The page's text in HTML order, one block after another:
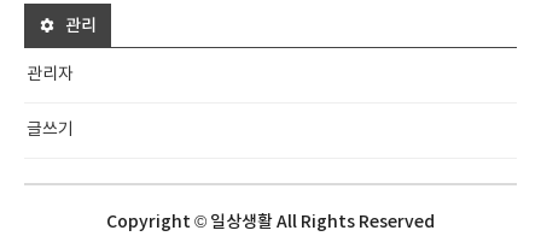
관리
관리자
글쓰기
Copyright © 일상생활 All Rights Reserved